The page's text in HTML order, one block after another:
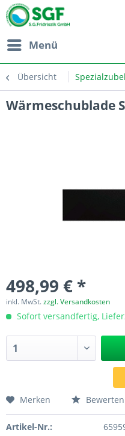
Menü
Übersicht
Wärmeschublade
498,99 € *
inkl. MwSt.zzgl. Versandkosten
Sofort versandfertig,
Merken Bewerten
Artikel-Nr.: